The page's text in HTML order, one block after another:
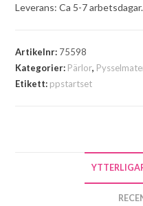
Leverans: Ca 5-7 arbetsdagar.
Artikelnr: 75598
Kategorier: Pärlor,
Etikett: ppstartset